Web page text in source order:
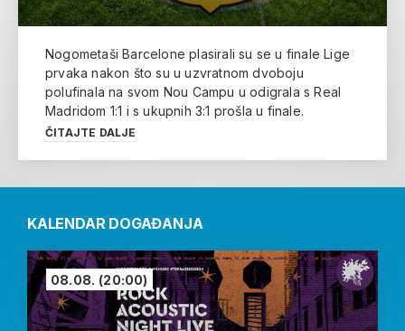
Nogometaši Barcelone plasirali su se u finale Lige
prvaka nakon što su u uzvratnom dvoboju
polufinala na svom Nou Campu u odigrala s Real
Madridom 1:1 i s ukupnih 3:1 prošla u finale.
ČITAJTE DALJE
KALENDAR DOGAĐANJA
08.08. (20:00)